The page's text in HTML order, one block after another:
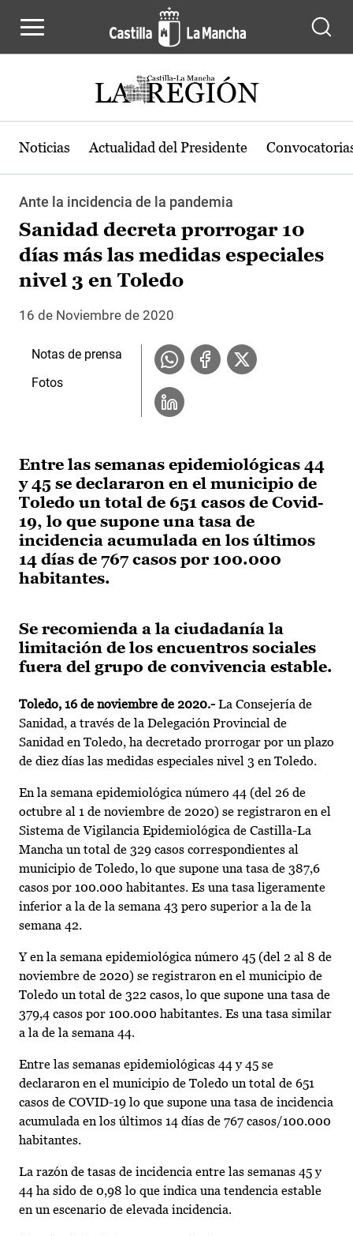
Noticias Actualidad del Presidente
Ante la incidencia de la pandemia
Sanidad decreta prorrogar 10
días más las medidas especiales
nivel 3 en Toledo
16 de Noviembre de 2020
Entre las semanas epidemiológicas 44
y 45 se declararon en el municipio de
Toledo un total de 651 casos de Covid-
19, lo que supone una tasa de
incidencia acumulada en los últimos
14 días de 767 casos por 100.000
habitantes.
Se recomienda a la ciudadanía la
limitación de los encuentros sociales
fuera del grupo de convivencia estable.
Toledo, 16 de noviembre de 2020.- La Consejería de
Sanidad, a través de la Delegación Provincial de
Sanidad en Toledo, ha decretado prorrogar por un plazo
de diez días las medidas especiales nivel 3 en Toledo.
En la semana epidemiológica número 44 (del 26 de
octubre al 1 de noviembre de 2020) se registraron en el
Sistema de Vigilancia Epidemiológica de Castilla-La
Mancha un total de 329 casos correspondientes al
municipio de Toledo, lo que supone una tasa de 387,6
casos por 100.000 habitantes. Es una tasa ligeramente
inferior a la de la semana 43 pero superior a la de la
semana 42.
Y en la semana epidemiológica número 45 (del 2 al 8 de
noviembre de 2020) se registraron en el municipio de
Toledo un total de 322 casos, lo que supone una tasa de
379,4 casos por 100.000 habitantes. Es una tasa similar
a la de la semana 44.
Entre las semanas epidemiológicas 44 y 45 se
declararon en el municipio de Toledo un total de 651
casos de COVID-19 lo que supone una tasa de incidencia
acumulada en los últimos 14 días de 767 casos/100.000
habitantes.
La razón de tasas de incidencia entre las semanas 45 y
44 ha sido de 0,98 lo que indica una tendencia estable
en un escenario de elevada incidencia.
Notas de prensa
Fotos